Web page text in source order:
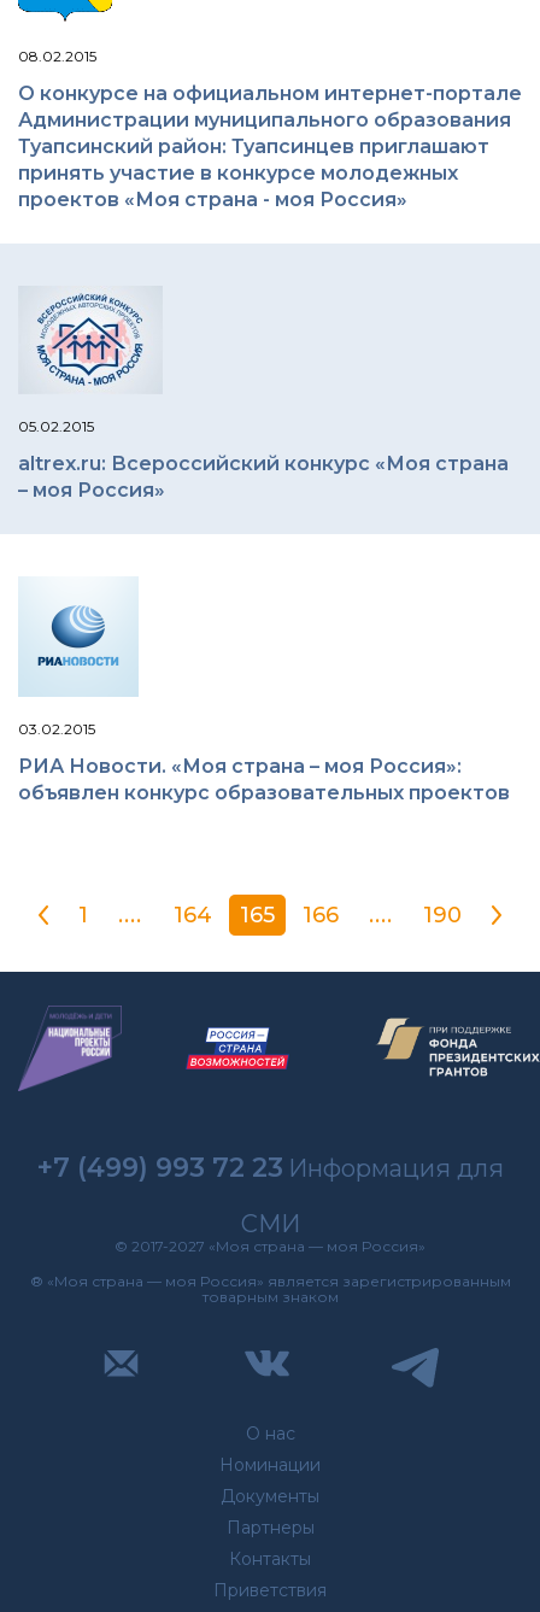
08.02.2015
О конкурсе на официальном интернет-портале
Администрации муниципального образования
Туапсинский район: Туапсинцев приглашают
принять участие в конкурсе молодежных
проектов «Моя страна - моя Россия»
05.02.2015
altrex.ru: Всероссийский конкурс «Моя страна
– моя Россия»
03.02.2015
РИА Новости. «Моя страна – моя Россия»:
объявлен конкурс образовательных проектов
1 .... 164 165 166 .... 190
О нас
Номинации
Документы
Партнеры
Контакты
Приветствия
+7 (499) 993 72 23 Информация для
СМИ
© 2017-2027 «Моя страна — моя Россия»
® «Моя страна — моя Россия» является зарегистрированным
товарным знаком